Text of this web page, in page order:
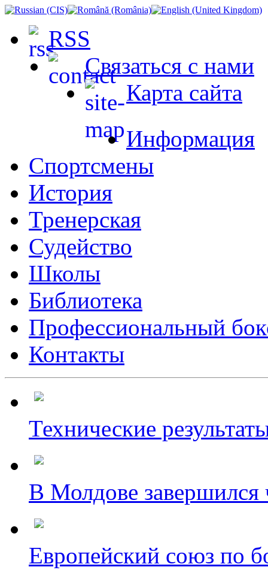
RSS
Связаться с нами
Карта сайта
Информация
Спортсмены
История
Тренерская
Судейство
Школы
Библиотека
Профессиональный
Контакты
Технические
В Молдове завершился
Европейский союз по